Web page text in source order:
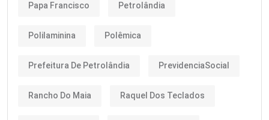
Papa Francisco Petrolândia
Polilaminina Polêmica
Prefeitura De Petrolândia PrevidenciaSocial
Rancho Do Maia Raquel Dos Teclados